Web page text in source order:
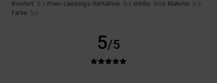
Komfort: 5/5 Preis-Leistungs-Verhältnis: 5/5 Größe: Groß Material : 5/5
Farbe: 5/5
5/5